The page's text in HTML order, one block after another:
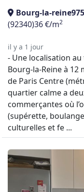
Bourg-la-reine
(92340)36 €/m2
il y a 1 jour
- Une localisation
Bourg-la-Reine à 12
de Paris Centre
quartier calme a
commerçantes où
(supérette,
culturelles et fe ...